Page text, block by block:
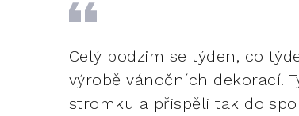
Celý podzim se týden, co
výrobě vánočních dekorací.
stromku a přispěli tak do